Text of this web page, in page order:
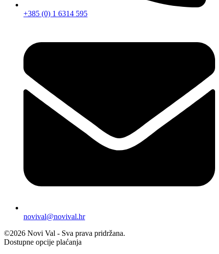
+385 (0) 1 6314 595
novival@novival.hr
©2026 Novi Val - Sva prava pridržana.
Dostupne opcije plaćanja